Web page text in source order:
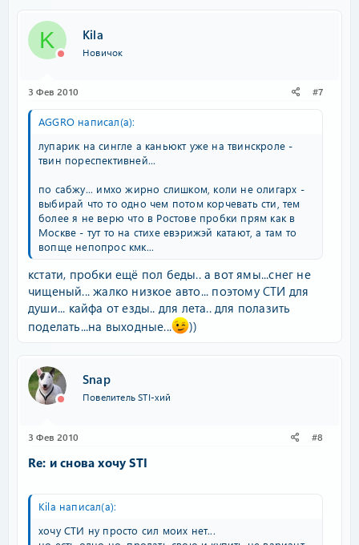
K Kila
Новичок
3 Фев 2010 #7
AGGRO написал(а):
лупарик на сингле а каньюкт уже на твинскроле -
твин пореспективней...
по сабжу... имхо жирно слишком, коли не олигарх -
выбирай что то одно чем потом корчевать сти, тем
более я не верю что в Ростове пробки прям как в
Москве - тут то на стихе евэрижэй катают, а там то
вопще непопрос кмк...
кстати, пробки ещё пол беды.. а вот ямы...снег не
чищеный... жалко низкое авто... поэтому СТИ для
души... кайфа от езды.. для лета.. для полазить
поделать...на выходные...
))
Snap
Повелитель STI-хий
3 Фев 2010 #8
Re: и снова хочу STI
Kila написал(а):
хочу СТИ ну просто сил моих нет...